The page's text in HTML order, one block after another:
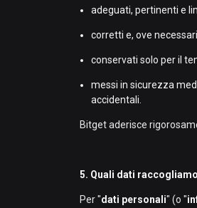
adeguati, pertinenti e
corretti e, ove
conservati solo per il
messi in sicurezza
accidentali.
Bitget aderisce
5. Quali dati
Per "dati personali" (o "